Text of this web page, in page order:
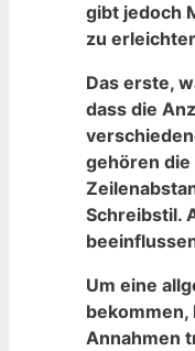
gibt jedoch
zu
Das erste,
‌dass die
gehören
Schreibstil.
Um eine
bekommen,
Annahmen